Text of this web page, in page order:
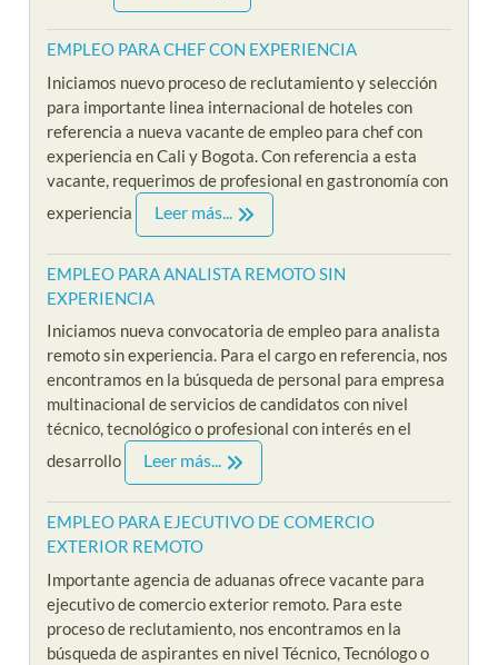
EMPLEO PARA CHEF CON EXPERIENCIA
Iniciamos nuevo proceso de reclutamiento y selección
para importante linea internacional de hoteles con
referencia a nueva vacante de empleo para chef con
experiencia en Cali y Bogota. Con referencia a esta
vacante, requerimos de profesional en gastronomía con
experiencia
Leer más...
EMPLEO PARA ANALISTA REMOTO SIN
EXPERIENCIA
Iniciamos nueva convocatoria de empleo para analista
remoto sin experiencia. Para el cargo en referencia, nos
encontramos en la búsqueda de personal para empresa
multinacional de servicios de candidatos con nivel
técnico, tecnológico o profesional con interés en el
desarrollo
Leer más...
EMPLEO PARA EJECUTIVO DE COMERCIO
EXTERIOR REMOTO
Importante agencia de aduanas ofrece vacante para
ejecutivo de comercio exterior remoto. Para este
proceso de reclutamiento, nos encontramos en la
búsqueda de aspirantes en nivel Técnico, Tecnólogo o